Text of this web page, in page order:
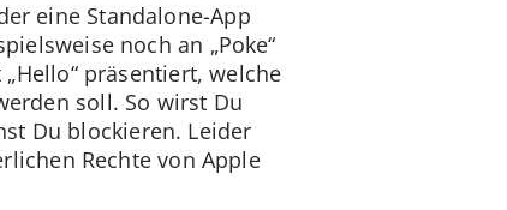
eine Standalone-App
noch an „Poke“
präsentiert, welche
soll. So wirst Du
Du blockieren. Leider
Rechte von Apple